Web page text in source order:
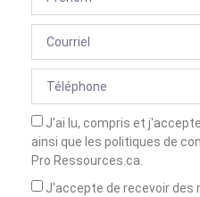
J'ai lu, compris et
ainsi que les politiques de
Pro Ressources.ca.
J'accepte de recevoir